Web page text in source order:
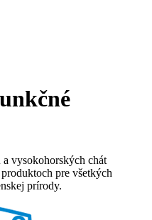
vysokohorských chát
pre všetkých
prírody.